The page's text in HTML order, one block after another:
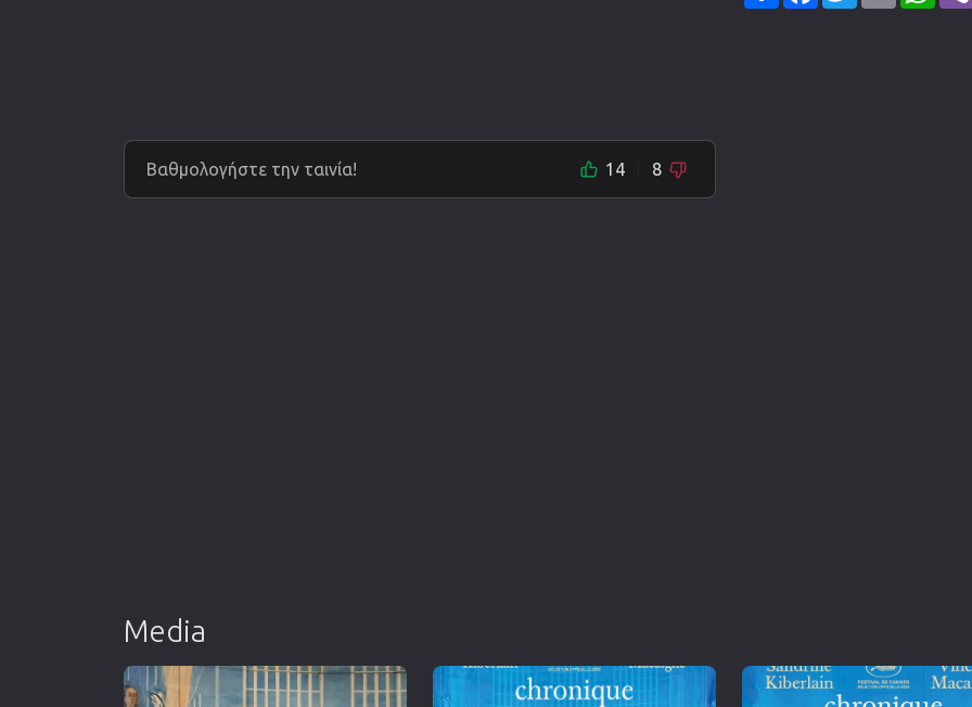
Βαθμολογήστε την ταινία! 14 8
Media